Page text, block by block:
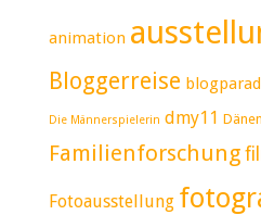
animation
Bloggerreise
Die Männerspielerin dmy11
Familienforschung
Fotoausstellung